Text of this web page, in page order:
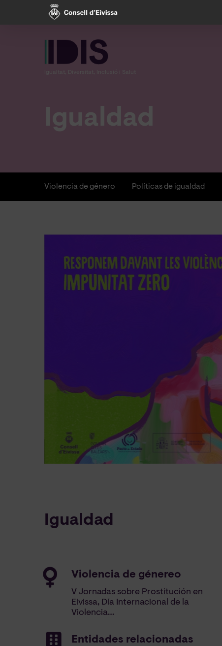
Igualtat, Diversitat, Inclusió i Salut
Igualdad
Violencia de género Políticas de igualdad
Igualdad
Violencia de génereo
V Jornadas sobre Prostitución en
Eivissa, Día Internacional de la
Violencia…
Entidades relacionadas